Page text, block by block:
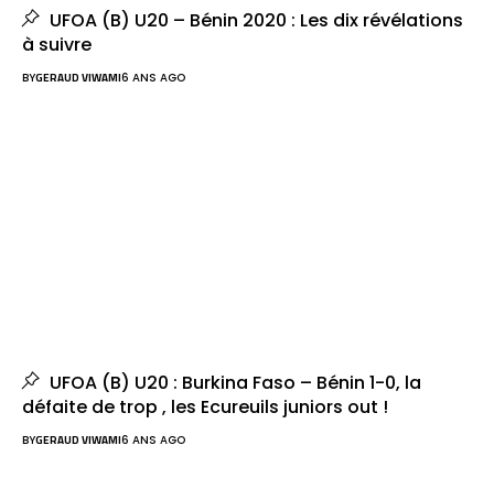
UFOA (B) U20 – Bénin 2020 : Les dix révélations
à suivre
BYGERAUD VIWAMI6 ANS AGO
UFOA (B) U20 : Burkina Faso – Bénin 1-0, la
défaite de trop , les Ecureuils juniors out !
BYGERAUD VIWAMI6 ANS AGO